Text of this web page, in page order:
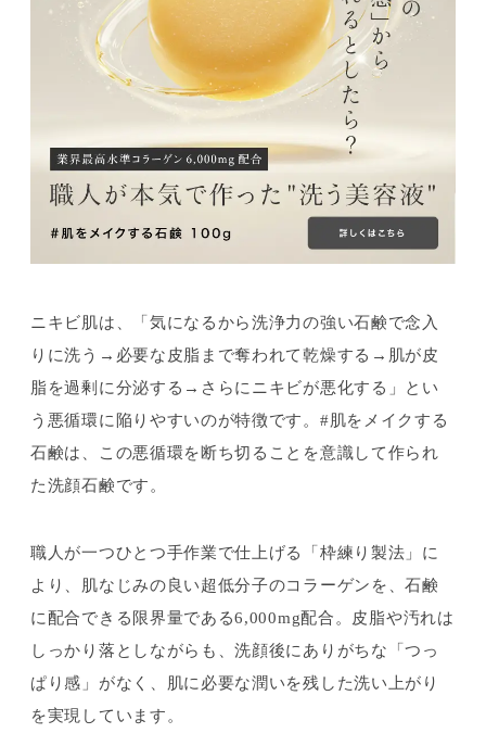
ニキビ肌は、「気になるから洗浄力の強い石鹸で念入
りに洗う→必要な皮脂まで奪われて乾燥する→肌が皮
脂を過剰に分泌する→さらにニキビが悪化する」とい
う悪循環に陥りやすいのが特徴です。#肌をメイクする
石鹸は、この悪循環を断ち切ることを意識して作られ
た洗顔石鹸です。
職人が一つひとつ手作業で仕上げる「枠練り製法」に
より、肌なじみの良い超低分子のコラーゲンを、石鹸
に配合できる限界量である6,000mg配合。皮脂や汚れは
しっかり落としながらも、洗顔後にありがちな「つっ
ぱり感」がなく、肌に必要な潤いを残した洗い上がり
を実現しています。